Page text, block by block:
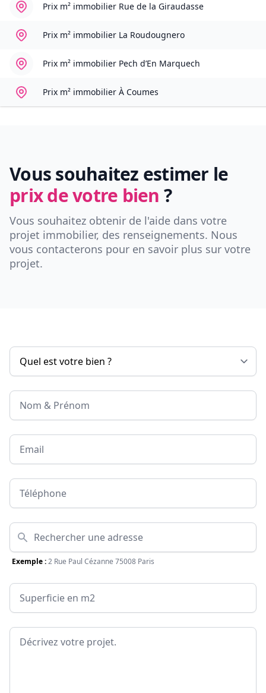
Prix m² immobilier Rue de la Giraudasse
Prix m² immobilier La Roudougnero
Prix m² immobilier Pech d’En Marquech
Prix m² immobilier À Coumes
Vous souhaitez estimer le
prix de votre bien ?
Vous souhaitez obtenir de l'aide dans votre
projet immobilier, des renseignements. Nous
vous contacterons pour en savoir plus sur votre
projet.
Nom & Prénom
Email
Téléphone
Adresse
Exemple :2 Rue Paul Cézanne 75008 Paris
Surface
Message